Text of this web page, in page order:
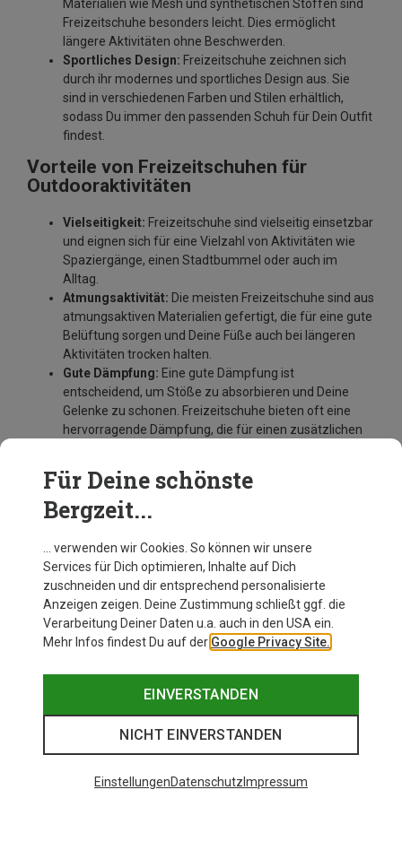
Materialien wie Mesh und synthetischen Stoffen sind
Freizeitschuhe besonders leicht. Dies ermöglicht
längere Aktivitäten ohne Beschwerden.
Sportliches Design: Freizeitschuhe zeichnen sich
durch ihr modernes und sportliches Design aus. Sie
sind in verschiedenen Farben und Stilen erhältlich,
sodass Du immer den passenden Schuh für Dein Outfit
findest.
Vorteile von Freizeitschuhen für
Outdooraktivitäten
Vielseitigkeit: Freizeitschuhe sind vielseitig einsetzbar
und eignen sich für eine Vielzahl von Aktivitäten wie
Spaziergänge, einen Stadtbummel oder auch im
Alltag.
Atmungsaktivität: Die meisten Freizeitschuhe sind aus
atmungsaktiven Materialien gefertigt, die für eine gute
Belüftung sorgen und Deine Füße auch bei längeren
Aktivitäten trocken halten.
Gute Dämpfung: Eine gute Dämpfung ist
entscheidend, um Stöße zu absorbieren und Deine
Gelenke zu schonen. Freizeitschuhe bieten oft eine
hervorragende Dämpfung, die für einen zusätzlichen
Tipps zur Auswahl der richtigen
Freizeitschuhe
und genügend Platz für Deine Zehen bieten. Eine gute
Passform verhindert Blasen und Druckstellen.
Material: Wähle Schuhe aus hochwertigen,
atmungsaktiven Materialien, die langlebig und
pflegeleicht sind.
Sohle:Eine rutschfeste Sohle ist wichtig, um auf
Achte auf eine gute Profilierung der Sohle.
Fazit
Freizeitschuhe sind die ideale Wahl für alle, die bei
gelegentlichen Outdooraktivitäten nicht auf Komfort und
Stil verzichten möchten. Mit ihrer Leichtigkeit, dem
Für Deine schönste
Bergzeit...
… verwenden wir Cookies. So können wir unsere
Services für Dich optimieren, Inhalte auf Dich
zuschneiden und dir entsprechend personalisierte
Anzeigen zeigen. Deine Zustimmung schließt ggf. die
Verarbeitung Deiner Daten u.a. auch in den USA ein.
Mehr Infos findest Du auf der Google Privacy Site.
EINVERSTANDEN
NICHT EINVERSTANDEN
EinstellungenDatenschutz Impressum